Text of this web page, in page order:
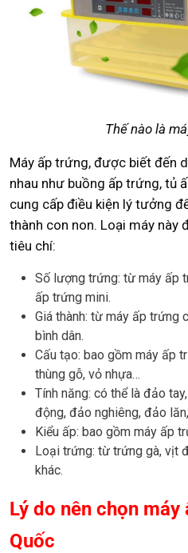
Thế nào là
Máy ấp trứng, được biết đến
nhau như buồng ấp trứng, tủ
cung cấp điều kiện lý tưởng
thành con non. Loại máy này
tiêu chí:
Số lượng trứng: từ máy ấp
ấp trứng mini.
Giá thành: từ máy ấp trứng
bình dân.
Cấu tạo: bao gồm máy ấp
thùng gỗ, vỏ nhựa…
Tính năng: có thể là đảo
động, đảo nghiêng, đảo
Kiểu ấp: bao gồm máy ấp
Loại trứng: từ trứng gà, vịt
khác.
Lý do nên chọn
Quốc